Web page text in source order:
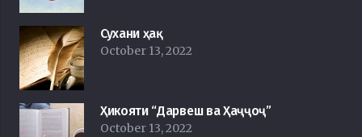
Сухани ҳақ
October 13, 2022
Ҳикояти “Дарвеш ва Ҳаҷҷоҷ”
October 13, 2022